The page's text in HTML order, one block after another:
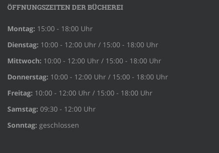
ÖFFNUNGSZEITEN DER BÜCHEREI
Montag: 15:00 - 18:00 Uhr
Dienstag: 10:00 - 12:00 Uhr / 15:00 - 18:00 Uhr
Mittwoch: 10:00 - 12:00 Uhr / 15:00 - 18:00 Uhr
Donnerstag: 10:00 - 12:00 Uhr / 15:00 - 18:00 Uhr
Freitag: 10:00 - 12:00 Uhr / 15:00 - 18:00 Uhr
Samstag: 09:30 - 12:00 Uhr
Sonntag: geschlossen